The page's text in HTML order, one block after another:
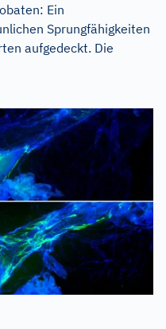
Ein
Sprungfähigkeiten
aufgedeckt. Die